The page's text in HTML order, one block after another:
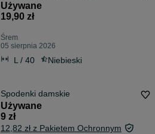
Używane
19,90 zł
Śrem
05 sierpnia 2026
L / 40 Niebieski
Spodenki damskie
Używane
9 zł
12,82 zł z Pakietem Ochronnym